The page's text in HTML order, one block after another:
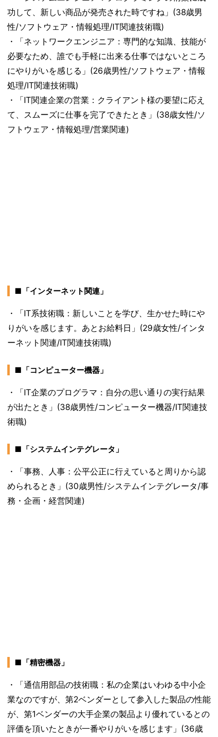
功して、新しい商品が発売された時ですね」(38歳男
性/ソフトウェア・情報処理/IT関連技術職)
・「ネットワークエンジニア：専門的な知識、技能が
必要なため、誰でも手軽に出来る仕事ではないところ
にやりがいを感じる」(26歳男性/ソフトウェア・情報
処理/IT関連技術職)
・「IT関連企業の営業：クライアント様の要望に応え
て、スムーズに仕事を完了できたとき」(38歳女性/ソ
フトウェア・情報処理/営業関連)
■「インターネット関連」
・「IT系技術職：新しいことを学び、生かせた時にや
りがいを感じます。あとお給料日」(29歳女性/インタ
ーネット関連/IT関連技術職)
■「コンピューター機器」
・「IT企業のプログラマ：自分の思い通りの実行結果
が出たとき」(38歳男性/コンピューター機器/IT関連技
術職)
■「システムインテグレータ」
・「事務、人事：公平公正に行えていると周りから認
められるとき」(30歳男性/システムインテグレータ/事
務・企画・経営関連)
■「精密機器」
・「通信用部品の技術職：私の企業はいわゆる中小企
業なのですが、第2ベンダーとして参入した製品の性能
が、第1ベンダーの大手企業の製品より優れているとの
評価を頂いたときが一番やりがいを感じます」(36歳